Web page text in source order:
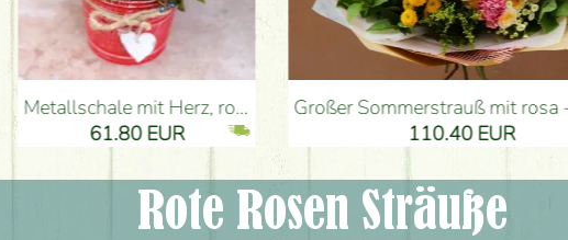
Metallschale mit Herz, roten Rosen, Tulpen, Kürbis - Blumenlieferung Budapest
61.80 EUR
Großer Sommerstrauß mit rosa - gelben Farben (21 Stiele) - Blumenlieferung Budapest
110.40 EUR
Rote Rosen Sträuße